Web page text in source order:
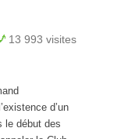
13 993 visites
d’un
le début des